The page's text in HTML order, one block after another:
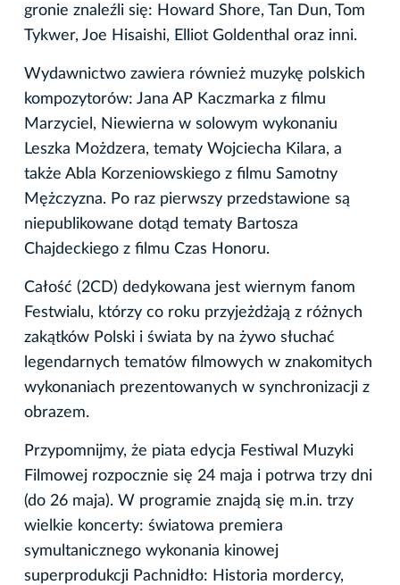
gronie znaleźli się: Howard Shore, Tan Dun, Tom
Tykwer, Joe Hisaishi, Elliot Goldenthal oraz inni.
Wydawnictwo zawiera również muzykę polskich
kompozytorów: Jana AP Kaczmarka z filmu
Marzyciel, Niewierna w solowym wykonaniu
Leszka Możdzera, tematy Wojciecha Kilara, a
także Abla Korzeniowskiego z filmu Samotny
Mężczyzna. Po raz pierwszy przedstawione są
niepublikowane dotąd tematy Bartosza
Chajdeckiego z filmu Czas Honoru.
Całość (2CD) dedykowana jest wiernym fanom
Festwialu, którzy co roku przyjeżdżają z różnych
zakątków Polski i świata by na żywo słuchać
legendarnych tematów filmowych w znakomitych
wykonaniach prezentowanych w synchronizacji z
obrazem.
Przypomnijmy, że piata edycja Festiwal Muzyki
Filmowej rozpocznie się 24 maja i potrwa trzy dni
(do 26 maja). W programie znajdą się m.in. trzy
wielkie koncerty: światowa premiera
symultanicznego wykonania kinowej
superprodukcji Pachnidło: Historia mordercy,